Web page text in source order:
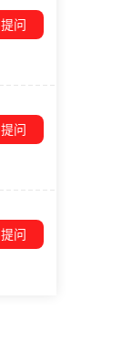
提问
提问
提问